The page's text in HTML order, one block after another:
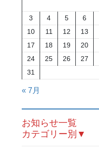
3
4 5 6
10
11 12 13
17
18 19 20
24
25 26 27
31
« 7月
お知らせ一覧
カテゴリー別▼